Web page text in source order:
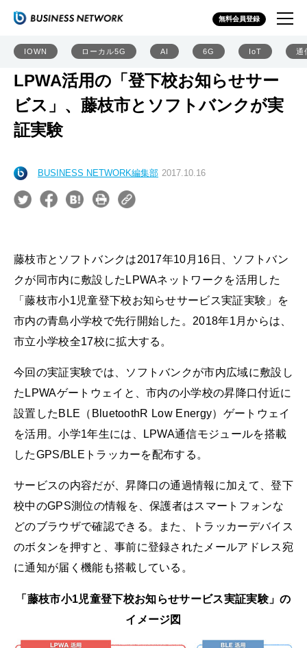
無料会員登録
IOWN ローカル5G AI 6G IoT 通
LPWA活用の「登下校お知らせサー
ビス」、藤枝市とソフトバンクが実
証実験
BUSINESS NETWORK編集部 2017.10.16
藤枝市とソフトバンクは2017年10月16日、ソフトバン
クが同市内に敷設したLPWAネットワークを活用した
「藤枝市小1児童登下校お知らせサービス実証実験」を
市内の青島小学校で先行開始した。2018年1月からは、
市立小学校全17校に拡大する。
今回の実証実験では、ソフトバンクが市内広域に敷設し
たLPWAゲートウェイと、市内の小学校の昇降口付近に
設置したBLE（BluetoothR Low Energy）ゲートウェイ
を活用。小学1年生には、LPWA通信モジュールを搭載
したGPS/BLEトラッカーを配布する。
サービスの内容だが、昇降口の通過情報に加えて、登下
校中のGPS測位の情報を、保護者はスマートフォンな
どのブラウザで確認できる。また、トラッカーデバイス
のボタンを押すと、事前に登録されたメールアドレス宛
に通知が届く機能も搭載している。
「藤枝市小1児童登下校お知らせサービス実証実験」の
イメージ図